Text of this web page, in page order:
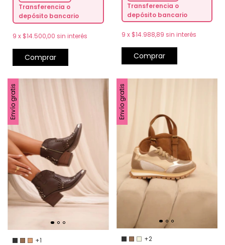
Transferencia o
depósito bancario
9 x $14.500,00 sin interés
Comprar
Transferencia o
depósito bancario
9 x $14.988,89 sin interés
Comprar
Envío gratis
+1
Envío gratis
+2